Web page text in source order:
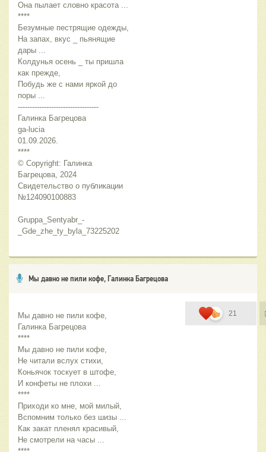
Она пылает словно красота ...
****
Безумные пестрящие одежды,
На запах, вкус _ пьянящие
дары ...
Колдунья осень _ ты пришла
как прежде,
Побудь же с нами яркой до
поры ...
----------------------------------
Галинка Багрецова
ga-lucia
01.09.2026.
****
© Copyright: Галинка
Багрецова, 2024
Свидетельство о публикации
№124090100883
Gruppa_Sentyabr_-
_Gde_zhe_ty_byla_73225202
Мы давно не пили кофе, Галинка Багрецова
Мы давно не пили кофе,
Галинка Багрецова
****
Мы давно не пили кофе,
Не читали вслух стихи,
Коньячок тоскует в штофе,
И конфеты не плохи ...
****
Приходи ко мне, мой милый,
Вспомним только без шизы ...
Как закат пленял красивый,
Не смотрели на часы ...
21